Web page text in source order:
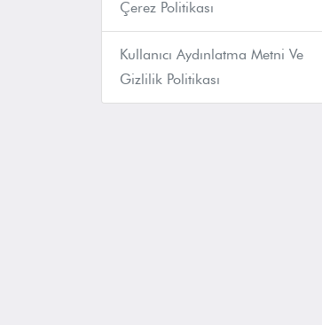
Çerez Politikası
Kullanıcı Aydınlatma Metni Ve
Gizlilik Politikası